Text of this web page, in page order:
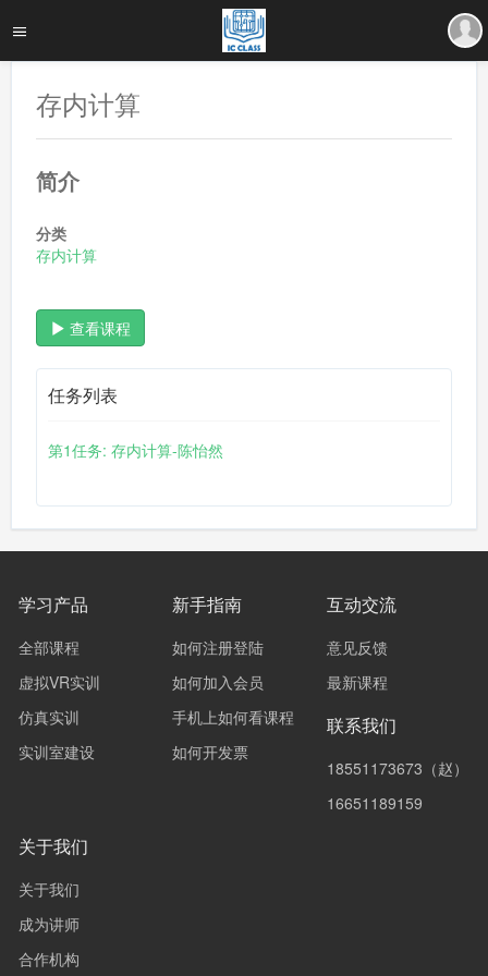
存内计算
简介
分类
存内计算
查看课程
任务列表
第1任务: 存内计算-陈怡然
学习产品
全部课程
虚拟VR实训
仿真实训
实训室建设
新手指南
如何注册登陆
如何加入会员
手机上如何看课程
如何开发票
互动交流
意见反馈
最新课程
联系我们
18551173673（赵）
16651189159
关于我们
关于我们
成为讲师
合作机构